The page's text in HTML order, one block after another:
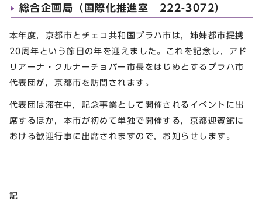
総合企画局（国際化推進室 222-3072）
本年度，京都市とチェコ共和国プラハ市は，姉妹都市提携
20周年という節目の年を迎えました。これを記念し，アド
リアーナ・クルナーチョバー市長をはじめとするプラハ市
代表団が，京都市を訪問されます。
代表団は滞在中，記念事業として開催されるイベントに出
席するほか，本市が初めて単独で開催する，京都迎賓館に
おける歓迎行事に出席されますので，お知らせします。
記